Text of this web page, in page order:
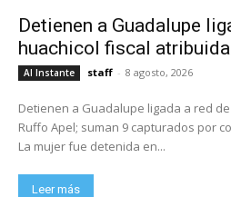
Detienen a Guadalupe
huachicol fiscal
Al Instante staff - 8 agosto, 2026
Detienen a Guadalupe ligada a red
Ruffo Apel; suman 9 capturados por
La mujer fue detenida en...
Leer más